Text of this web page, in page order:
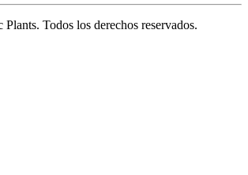
Todos los derechos reservados.